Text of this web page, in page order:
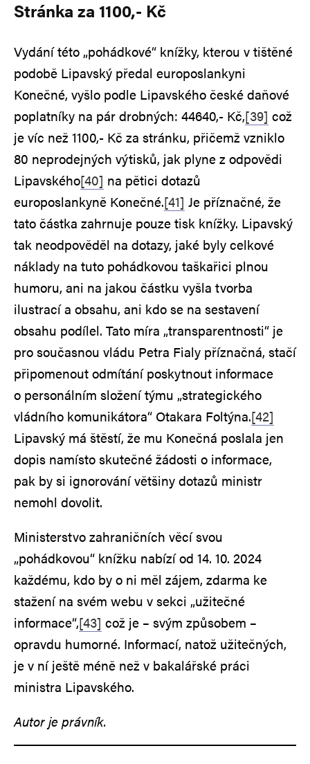
Stránka za 1100,- Kč
Vydání této „pohádkové“ knížky, kterou v tištěné
podobě Lipavský předal europoslankyni
Konečné, vyšlo podle Lipavského české daňové
poplatníky na pár drobných: 44640,- Kč,[39] což
je víc než 1100,- Kč za stránku, přičemž vzniklo
80 neprodejných výtisků, jak plyne z odpovědi
Lipavského[40] na pětici dotazů
europoslankyně Konečné.[41] Je příznačné, že
tato částka zahrnuje pouze tisk knížky. Lipavský
tak neodpověděl na dotazy, jaké byly celkové
náklady na tuto pohádkovou taškařici plnou
humoru, ani na jakou částku vyšla tvorba
ilustrací a obsahu, ani kdo se na sestavení
obsahu podílel. Tato míra „transparentnosti“ je
pro současnou vládu Petra Fialy příznačná, stačí
připomenout odmítání poskytnout informace
o personálním složení týmu „strategického
vládního komunikátora“ Otakara Foltýna.[42]
Lipavský má štěstí, že mu Konečná poslala jen
dopis namísto skutečné žádosti o informace,
pak by si ignorování většiny dotazů ministr
nemohl dovolit.
Ministerstvo zahraničních věcí svou
„pohádkovou“ knížku nabízí od 14. 10. 2024
každému, kdo by o ni měl zájem, zdarma ke
stažení na svém webu v sekci „užitečné
informace“,[43] což je – svým způsobem –
opravdu humorné. Informací, natož užitečných,
je v ní ještě méně než v bakalářské práci
ministra Lipavského.
Autor je právník.